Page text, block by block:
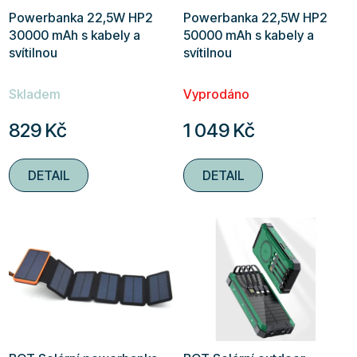
Powerbanka 22,5W HP2
30000 mAh s kabely a
svítilnou
hodnocení
je
5,0
z
Skladem
829 Kč
DETAIL
Powerbanka 22,5W HP2
50000 mAh s kabely a
svítilnou
hodnocení
je
5,0
z
Vyprodáno
1 049 Kč
DETAIL